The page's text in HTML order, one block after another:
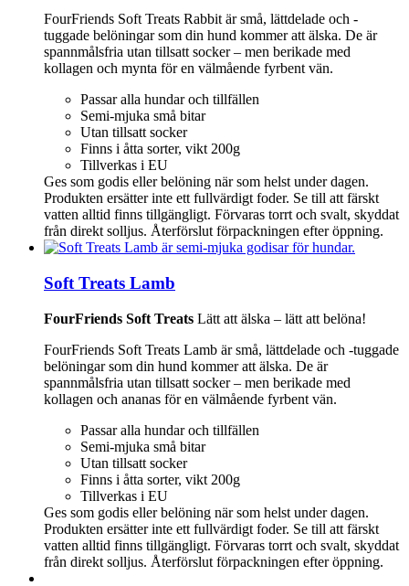
FourFriends Soft Treats Rabbit är små, lättdelade och -
tuggade belöningar som din hund kommer att älska. De är
spannmålsfria utan tillsatt socker – men berikade med
kollagen och mynta för en välmående fyrbent vän.
Passar alla hundar och tillfällen
Semi-mjuka små bitar
Utan tillsatt socker
Finns i åtta sorter, vikt 200g
Tillverkas i EU
Ges som godis eller belöning när som helst under dagen.
Produkten ersätter inte ett fullvärdigt foder. Se till att färskt
vatten alltid finns tillgängligt. Förvaras torrt och svalt, skyddat
från direkt solljus. Återförslut förpackningen efter öppning.
Soft Treats Lamb
FourFriends Soft Treats Lätt att älska – lätt att belöna!
FourFriends Soft Treats Lamb är små, lättdelade och -tuggade
belöningar som din hund kommer att älska. De är
spannmålsfria utan tillsatt socker – men berikade med
kollagen och ananas för en välmående fyrbent vän.
Passar alla hundar och tillfällen
Semi-mjuka små bitar
Utan tillsatt socker
Finns i åtta sorter, vikt 200g
Tillverkas i EU
Ges som godis eller belöning när som helst under dagen.
Produkten ersätter inte ett fullvärdigt foder. Se till att färskt
vatten alltid finns tillgängligt. Förvaras torrt och svalt, skyddat
från direkt solljus. Återförslut förpackningen efter öppning.